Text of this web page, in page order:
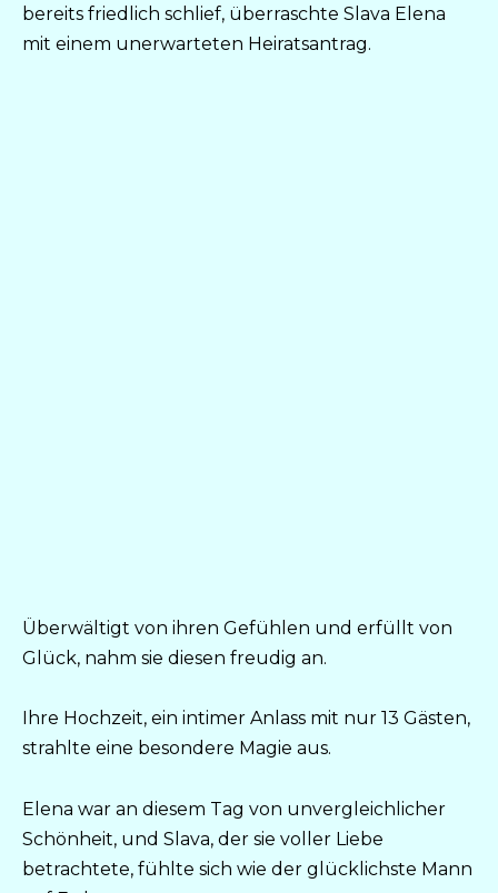
bereits friedlich schlief, überraschte Slava Elena
mit einem unerwarteten Heiratsantrag.
Überwältigt von ihren Gefühlen und erfüllt von
Glück, nahm sie diesen freudig an.
Ihre Hochzeit, ein intimer Anlass mit nur 13 Gästen,
strahlte eine besondere Magie aus.
Elena war an diesem Tag von unvergleichlicher
Schönheit, und Slava, der sie voller Liebe
betrachtete, fühlte sich wie der glücklichste Mann